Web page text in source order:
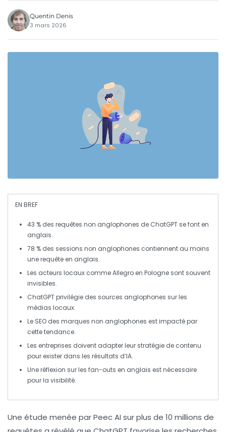
Quentin Denis
3 mars 2026
EN BREF
43 % des requêtes non anglophones de ChatGPT se font en
anglais.
78 % des sessions non anglophones contiennent au moins
une requête en anglais.
Les acteurs locaux commeAllegro en Pologne sont souvent
invisibles.
ChatGPT privilégie des sources anglophones sur les
médias locaux.
Le SEO des marques non anglophones est impacté par
cette tendance.
Les entreprises doivent adapter leur stratégie de contenu
pour exister dans les résultats d’IA.
Uneréflexion sur les fan-outs en anglais est nécessaire
pour la visibilité.
Une étude menée par Peec AI sur plus de 10 millions de